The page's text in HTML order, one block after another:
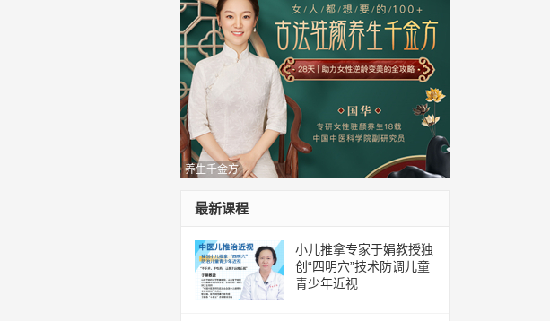
养生千金方
最新课程
小儿推拿专家于娟教授独
创“四明穴”技术防调儿童
青少年近视